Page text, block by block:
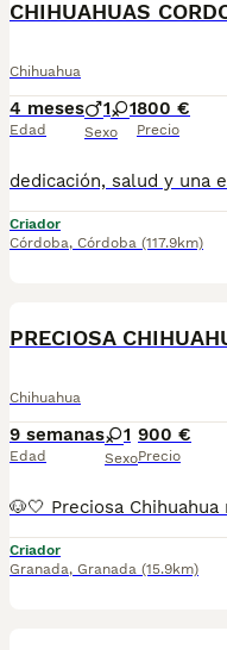
CHIHUAHUAS
Chihuahua
4 meses
Edad
1 1
Sexo
800 €
Precio
Criador
Córdoba, Córdoba (117.9km)
PRECIOSA
Chihuahua
9 semanas
Edad
1
Sexo
900 €
Precio
Criador
Granada, Granada (15.9km)